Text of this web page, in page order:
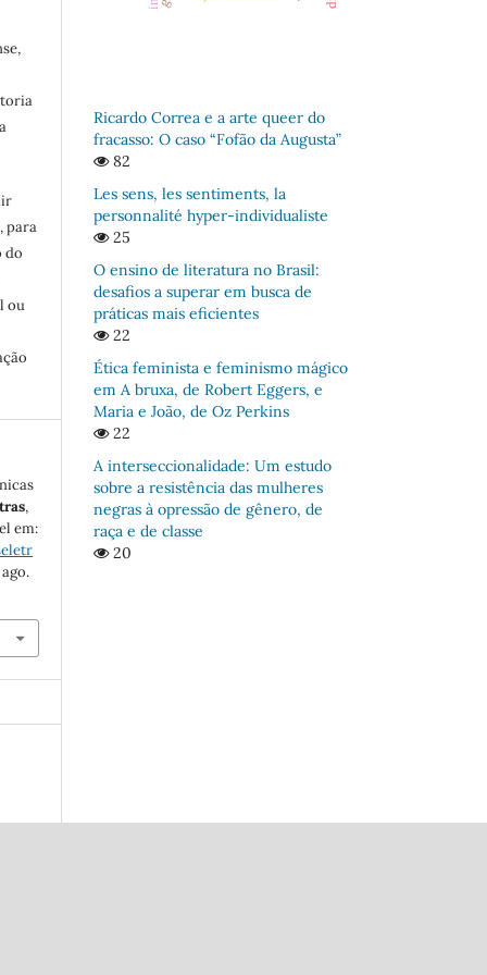
para
do
ou
,
em:
Ricardo Correa e a arte queer do
fracasso: O caso “Fofão da Augusta”
82
Les sens, les sentiments, la
personnalité hyper-individualiste
25
O ensino de literatura no Brasil:
desafios a superar em busca de
práticas mais eficientes
22
Ética feminista e feminismo mágico
em A bruxa, de Robert Eggers, e
Maria e João, de Oz Perkins
22
A interseccionalidade: Um estudo
sobre a resistência das mulheres
negras à opressão de gênero, de
raça e de classe
20